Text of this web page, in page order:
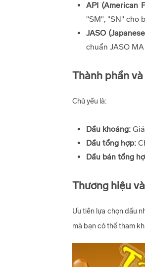
API (American
"SM", "SN" cho
JASO
chuẩn JASO
Thành phần
Chủ yếu là:
Dầu khoáng:
Dầu tổng hợp:
Dầu bán tổng
Thương hiệu
Ưu tiên lựa chọn dầu
mà bạn có thể tham